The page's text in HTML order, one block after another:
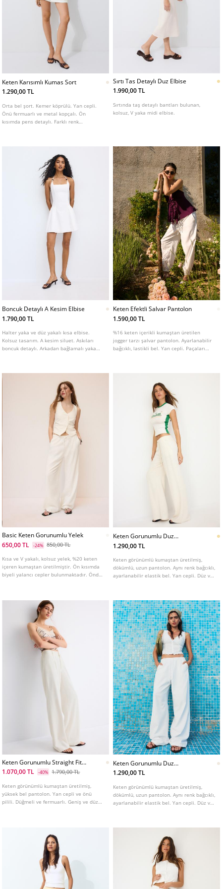
Keten Karısımlı Kumas Sort
1.290,00 TL
Orta bel şort. Kemer köprülü. Yan cepli.
Önü fermuarlı ve metal kopçalı. Ön
kısımda pens detaylı. Farklı renk
Sırtı Tas Detaylı Duz Elbise
1.990,00 TL
Sırtında taş detaylı bantları bulunan,
kolsuz, V yaka midi elbise.
Boncuk Detaylı A Kesim Elbise
1.790,00 TL
Halter yaka ve düz yakalı kısa elbise.
Kolsuz tasarım. A kesim siluet. Askıları
boncuk detaylı. Arkadan bağlamalı yaka
Keten Efektli Salvar Pantolon
1.590,00 TL
%16 keten içerikli kumaştan üretilen
jogger tarzı şalvar pantolon. Ayarlanabilir
bağcıklı, lastikli bel. Yan cepli. Paçaları
Basic Keten Gorunumlu Yelek
650,00 TL
-24% 850,00 TL
Kısa ve V yakalı, kolsuz yelek, %20 keten
içeren kumaştan üretilmiştir. Ön kısımda
biyeli yalancı cepler bulunmaktadır. Önden
Keten Gorunumlu Duz
Pantolon
1.290,00 TL
Keten görünümlü kumaştan üretilmiş,
dökümlü, uzun pantolon. Aynı renk bağcıklı,
ayarlanabilir elastik bel. Yan cepli. Düz ve
Keten Gorunumlu Straight Fit
Pantolon
1.070,00 TL -40% 1.790,00 TL
Keten görünümlü kumaştan üretilmiş,
yüksek bel pantolon. Yan cepli ve önü
pilili. Düğmeli ve fermuarlı. Geniş ve düz
Keten Gorunumlu Duz
Pantolon
1.290,00 TL
Keten görünümlü kumaştan üretilmiş,
dökümlü, uzun pantolon. Aynı renk bağcıklı,
ayarlanabilir elastik bel. Yan cepli. Düz ve